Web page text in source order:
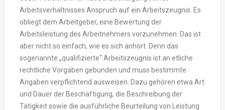
Arbeitsverhältnisses Anspruch auf ein Arbeitszeugnis. Es
obliegt dem Arbeitgeber, eine Bewertung der
Arbeitsleistung des Arbeitnehmers vorzunehmen. Das ist
aber nicht so einfach, wie es sich anhört. Denn das
sogenannte „qualifizierte“ Arbeitszeugnis ist an etliche
rechtliche Vorgaben gebunden und muss bestimmte
Angaben verpflichtend ausweisen. Dazu gehören etwa Art
und Dauer der Beschäftigung, die Beschreibung der
Tätigkeit sowie die ausführliche Beurteilung von Leistung